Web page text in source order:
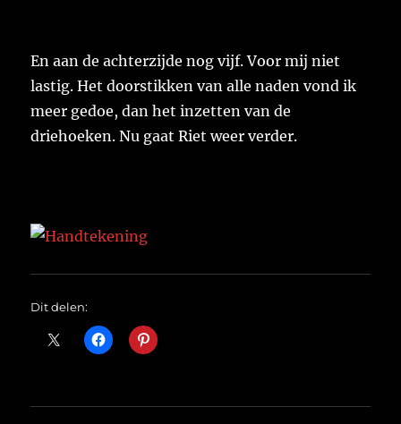
En aan de achterzijde nog vijf. Voor mij niet
lastig. Het doorstikken van alle naden vond ik
meer gedoe, dan het inzetten van de
driehoeken. Nu gaat Riet weer verder.
Dit delen: